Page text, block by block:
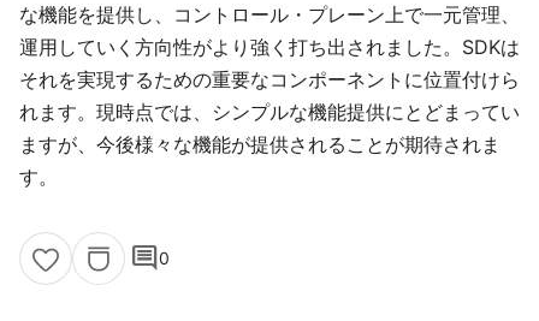
な機能を提供し、コントロール・プレーン上で一元管理、
運用していく方向性がより強く打ち出されました。SDKは
それを実現するための重要なコンポーネントに位置付けら
れます。現時点では、シンプルな機能提供にとどまってい
ますが、今後様々な機能が提供されることが期待されま
す。
comment0